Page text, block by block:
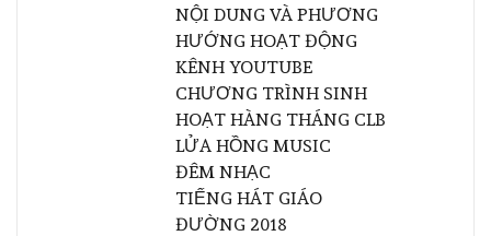
NỘI DUNG VÀ PHƯƠNG
HƯỚNG HOẠT ĐỘNG
KÊNH YOUTUBE
CHƯƠNG TRÌNH SINH
HOẠT HÀNG THÁNG CLB
LỬA HỒNG MUSIC
ĐÊM NHẠC
TIẾNG HÁT GIÁO
ĐƯỜNG 2018